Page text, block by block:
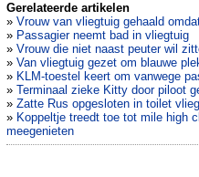
Gerelateerde artikelen
» Vrouw van vliegtuig gehaald
» Passagier neemt bad in vliegtuig
» Vrouw die niet naast peuter wil
» Van vliegtuig gezet om blauwe
» KLM-toestel keert om vanwege
» Terminaal zieke Kitty door piloot
» Zatte Rus opgesloten in toilet
» Koppeltje treedt toe tot mile high
meegenieten